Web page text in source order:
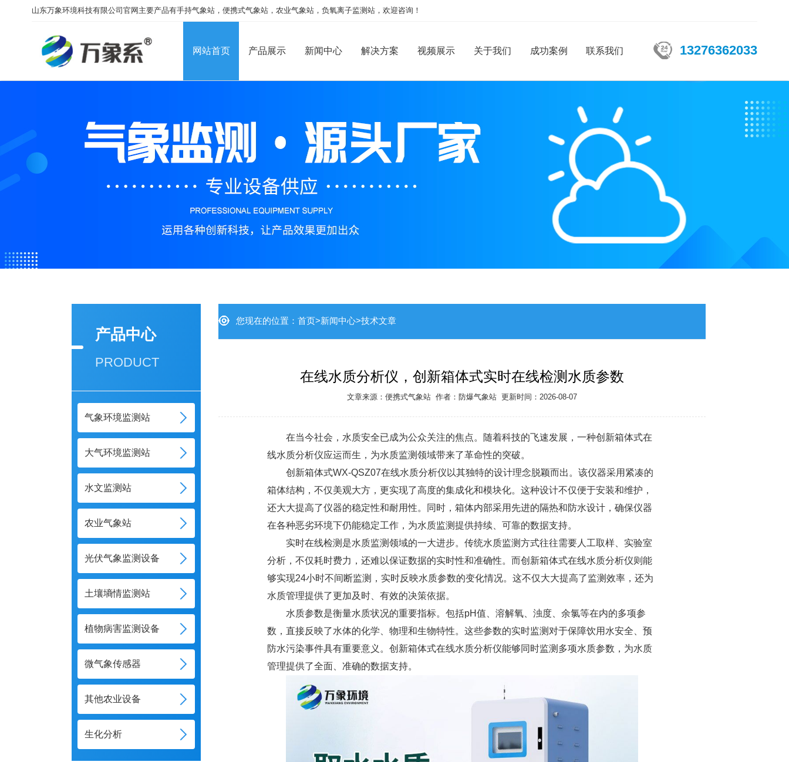
山东万象环境科技有限公司官网主要产品有手持气象站，便携式气象站，农业气象站，负氧离子监测站，欢迎咨询！
13276362033
网站首页 产品展示 新闻中心 解决方案 视频展示 关于我们 成功案例 联系我们
产品中心
PRODUCT
气象环境监测站
大气环境监测站
水文监测站
农业气象站
光伏气象监测设备
土壤墒情监测站
植物病害监测设备
微气象传感器
其他农业设备
生化分析
您现在的位置： 首页>新闻中心>技术文章
在线水质分析仪，创新箱体式实时在线检测水质参数
文章来源： 便携式气象站 作者： 防爆气象站 更新时间：2026-08-07
在当今社会，水质安全已成为公众关注的焦点。随着科技的飞速发展，一种创新箱体式在
线水质分析仪应运而生，为水质监测领域带来了革命性的突破。
创新箱体式WX-QSZ07在线水质分析仪 以其独特的设计理念脱颖而出。该仪器采用紧凑的
箱体结构，不仅美观大方，更实现了高度的集成化和模块化。这种设计不仅便于安装和维护，
还大大提高了仪器的稳定性和耐用性。同时，箱体内部采用先进的隔热和防水设计，确保仪器
在各种恶劣环境下仍能稳定工作，为水质监测提供持续、可靠的数据支持。
实时在线检测是水质监测领域的一大进步。传统水质监测方式往往需要人工取样、实验室
分析，不仅耗时费力，还难以保证数据的实时性和准确性。而创新箱体式在线水质分析仪则能
够实现24小时不间断监测，实时反映水质参数的变化情况。这不仅大大提高了监测效率，还为
水质管理提供了更加及时、有效的决策依据。
水质参数是衡量水质状况的重要指标。包括pH值、溶解氧、浊度、余氯等在内的多项参
数，直接反映了水体的化学、物理和生物特性。这些参数的实时监测对于保障饮用水安全、预
防水污染事件具有重要意义。创新箱体式在线水质分析仪能够同时监测多项水质参数，为水质
管理提供了全面、准确的数据支持。